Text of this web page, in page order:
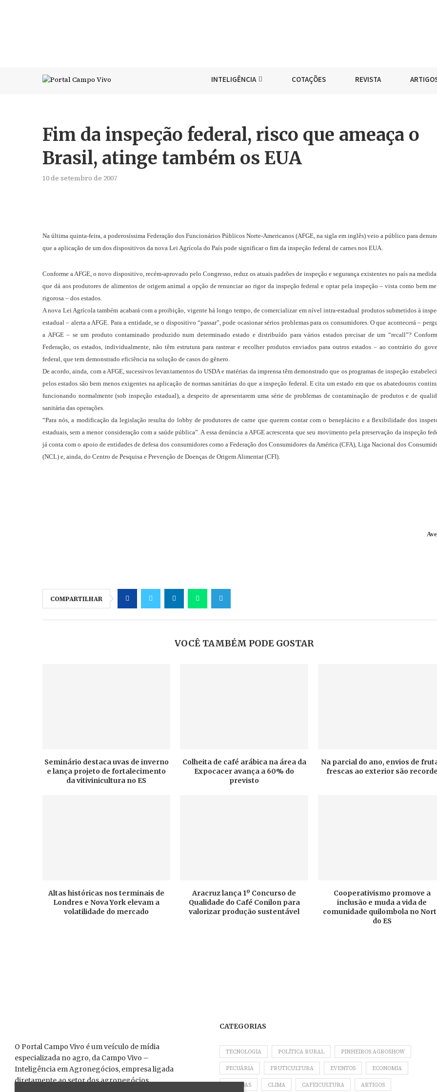
INTELIGÊNCIA COTAÇÕES REVISTA
Fim da inspeção federal, risco que ameaça o
Brasil, atinge também os EUA
10 de setembro de 2007
Na última quinta-feira, a poderosíssima Federação dos Funcionários Públicos Norte-Americanos (AFGE, na sigla em inglês) veio a público para
que a aplicação de um dos dispositivos da nova Lei Agrícola do País pode significar o fim da inspeção federal de carnes nos EUA.
Conforme a AFGE, o novo dispositivo, recém-aprovado pelo Congresso, reduz os atuais padrões de inspeção e segurança existentes no país na
que dá aos produtores de alimentos de origem animal a opção de renunciar ao rigor da inspeção federal e optar pela inspeção – vista como bem
rigorosa – dos estados.
A nova Lei Agrícola também acabará com a proibição, vigente há longo tempo, de comercializar em nível intra-estadual produtos submetidos à
estadual – alerta a AFGE. Para a entidade, se o dispositivo “passar”, pode ocasionar sérios problemas para os consumidores. O que acontecerá –
a AFGE – se um produto contaminado produzido num determinado estado e distribuído para vários estados precisar de um “recall”?
Federação, os estados, individualmente, não têm estrutura para rastrear e recolher produtos enviados para outros estados – ao contrário do
federal, que tem demonstrado eficiência na solução de casos do gênero.
De acordo, ainda, com a AFGE, sucessivos levantamentos do USDA e matérias da imprensa têm demonstrado que os programas de inspeção
pelos estados são bem menos exigentes na aplicação de normas sanitárias do que a inspeção federal. E cita um estado em que os abatedouros
funcionando normalmente (sob inspeção estadual), a despeito de apresentarem uma série de problemas de contaminação de produtos e de
sanitária das operações.
“Para nós, a modificação da legislação resulta do lobby de produtores de carne que querem contar com o beneplácito e a flexibilidade dos
estaduais, sem a menor consideração com a saúde pública”. A essa denúncia a AFGE acrescenta que seu movimento pela preservação da inspeção
já conta com o apoio de entidades de defesa dos consumidores como a Federação dos Consumidores da América (CFA), Liga Nacional dos
(NCL) e, ainda, do Centro de Pesquisa e Prevenção de Doenças de Origem Alimentar (CFI).
COMPARTILHAR
VOCÊ TAMBÉM PODE GOSTAR
Seminário destaca uvas de inverno
e lança projeto de fortalecimento
da vitivinicultura no ES
Colheita de café arábica na área da
Expocacer avança a 60% do
previsto
Na parcial do ano, envios de
frescas ao exterior são
Altas históricas nos terminais de
Londres e Nova York elevam a
volatilidade do mercado
Aracruz lança 1º Concurso de
Qualidade do Café Conilon para
valorizar produção sustentável
Cooperativismo promove a
inclusão e muda a vida de
comunidade quilombola no
do ES
O Portal Campo Vivo é um veículo de mídia
especializada no agro, da Campo Vivo –
Inteligência em Agronegócios, empresa ligada
diretamente ao setor dos agronegócios,
CATEGORIAS
TECNOLOGIA POLÍTICA RURAL PINHEIROS AGROSHOW
PECUÁRIA FRUTICULTURA EVENTOS ECONOMIA
COLUNAS CLIMA CAFEICULTURA ARTIGOS